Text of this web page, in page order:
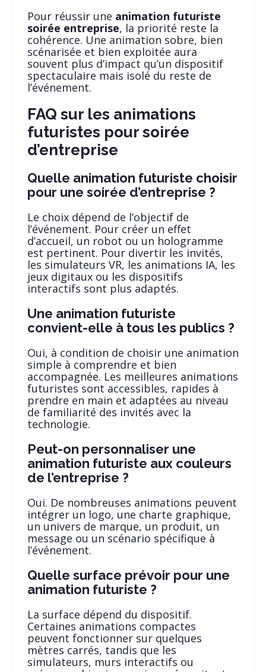
Pour réussir une animation futuriste
soirée entreprise, la priorité reste la
cohérence. Une animation sobre, bien
scénarisée et bien exploitée aura
souvent plus d’impact qu’un dispositif
spectaculaire mais isolé du reste de
l’événement.
FAQ sur les animations
futuristes pour soirée
d’entreprise
Quelle animation futuriste choisir
pour une soirée d’entreprise ?
Le choix dépend de l’objectif de
l’événement. Pour créer un effet
d’accueil, un robot ou un hologramme
est pertinent. Pour divertir les invités,
les simulateurs VR, les animations IA, les
jeux digitaux ou les dispositifs
interactifs sont plus adaptés.
Une animation futuriste
convient-elle à tous les publics ?
Oui, à condition de choisir une animation
simple à comprendre et bien
accompagnée. Les meilleures animations
futuristes sont accessibles, rapides à
prendre en main et adaptées au niveau
de familiarité des invités avec la
technologie.
Peut-on personnaliser une
animation futuriste aux couleurs
de l’entreprise ?
Oui. De nombreuses animations peuvent
intégrer un logo, une charte graphique,
un univers de marque, un produit, un
message ou un scénario spécifique à
l’événement.
Quelle surface prévoir pour une
animation futuriste ?
La surface dépend du dispositif.
Certaines animations compactes
peuvent fonctionner sur quelques
mètres carrés, tandis que les
simulateurs, murs interactifs ou